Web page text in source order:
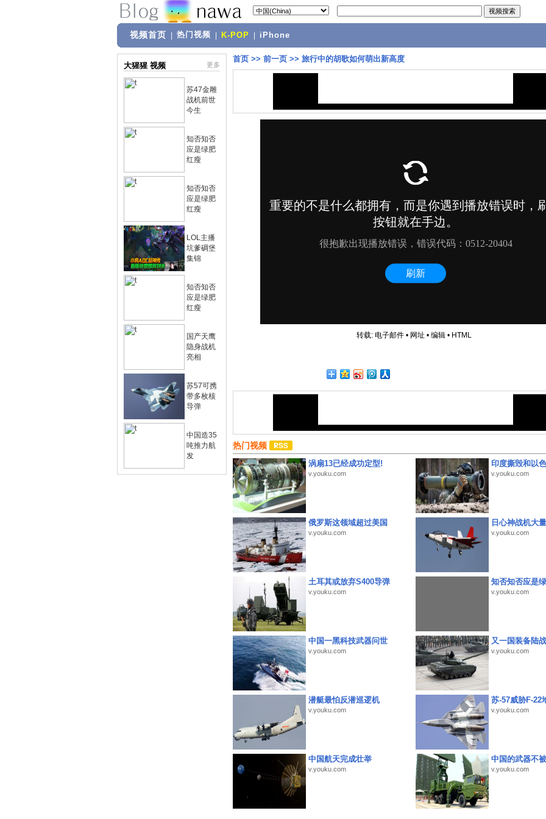
视频首页 热门视频 K-POP iPhone
大猩猩 视频 更多
苏47金雕
战机前世
今生
知否知否
应是绿肥
红瘦
知否知否
应是绿肥
红瘦
LOL主播
坑爹碉堡
集锦
知否知否
应是绿肥
红瘦
国产天鹰
隐身战机
亮相
苏57可携
带多枚核
导弹
中国造35
吨推力航
发
首页 >> 前一页 >> 旅行中的胡歌如何萌出新高度
转载: 电子邮件• 网址 • 编辑• HTML
热门视频
涡扇13已经成功定型!
v.youku.com
印度撕毁和以
v.youku.com
俄罗斯这领域超过美国
v.youku.com
日心神战机大
v.youku.com
土耳其或放弃S400导弹
v.youku.com
知否知否应是
v.youku.com
中国一黑科技武器问世
v.youku.com
又一国装备陆
v.youku.com
潜艇最怕反潜巡逻机
v.youku.com
苏-57威胁F-22
v.youku.com
中国航天完成壮举
v.youku.com
中国的武器不
v.youku.com